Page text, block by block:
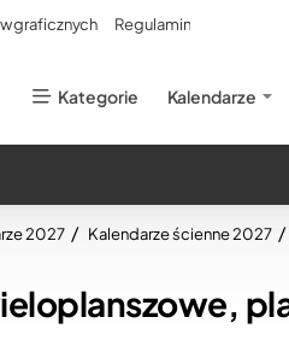
graficznych Regulamin
Kategorie Kalendarze
2027 Kalendarze ścienne 2027